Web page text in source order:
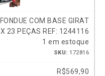
COM BASE GIRAT
23 PEÇAS REF: 1244116
1 em estoque
SKU: 172816
R$569,90